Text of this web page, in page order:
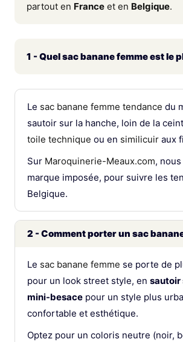
4 - Quels sont les meilleurs sacs
7 - Quels sacs banane femme
8 - Comparatif sacs banane
9 - Quels matériaux sont courants
10 - Les sacs banane femme
11 - Sacs banane femme avec
12 - Quels sacs banane femme
14 - Quelles couleurs de sacs
15 - Comment associer un sac
partout en France et en Belgique.
1 - Quel sac banane femme est le
Le sac banane femme tendance du
sautoir sur la hanche, loin de la
toile technique ou en similicuir aux
Sur Maroquinerie-Meaux.com,
marque imposée, pour suivre les
Belgique.
2 - Comment porter un sac
Le sac banane femme se porte de
pour un look street style, en sautoir
mini-besace pour un style plus
confortable et esthétique.
Optez pour un coloris neutre (noir,